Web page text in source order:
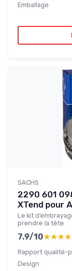
Emballage
SACHS
2290 601
XTend pour
Le kit
prendre la tête
7.9/10
Rapport qualité-
Design